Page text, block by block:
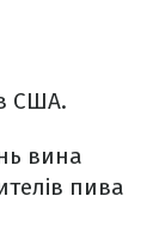
США.
вина
пива